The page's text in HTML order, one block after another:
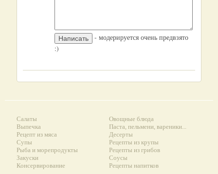
- модерируется очень предвзято
:)
Салаты
Выпечка
Рецепт из мяса
Супы
Рыба и морепродукты
Закуски
Консервирование
Овощные блюда
Паста, пельмени, вареники...
Десерты
Рецепты из крупы
Рецепты из грибов
Соусы
Рецепты напитков